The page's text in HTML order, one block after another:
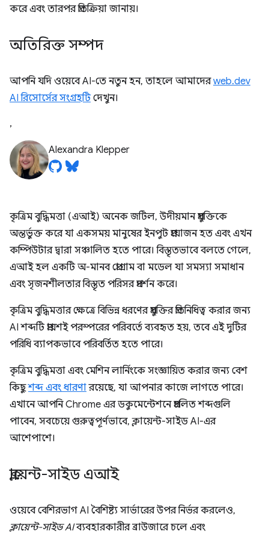
করে এবং তারপর প্রতিক্রিয়া জানায়।
অতিরিক্ত সম্পদ
আপনি যদি ওয়েবে AI-তে নতুন হন, তাহলে আমাদেরweb.dev
AI রিসোর্সের সংগ্রহটিদেখুন।
,
Alexandra Klepper
কৃত্রিম বুদ্ধিমত্তা (এআই) অনেক জটিল, উদীয়মান প্রযুক্তিকে
অন্তর্ভুক্ত করে যা একসময় মানুষের ইনপুট প্রয়োজন হত এবং এখন
কম্পিউটার দ্বারা সঞ্চালিত হতে পারে। বিস্তৃতভাবে বলতে গেলে,
এআই হল একটি অ-মানব প্রোগ্রাম বা মডেল যা সমস্যা সমাধান
এবং সৃজনশীলতার বিস্তৃত পরিসর প্রদর্শন করে।
কৃত্রিম বুদ্ধিমত্তার ক্ষেত্রে বিভিন্ন ধরণের প্রযুক্তির প্রতিনিধিত্ব করার জন্য
AI শব্দটি প্রায়শই পরস্পরের পরিবর্তে ব্যবহৃত হয়, তবে এই দুটির
পরিধি ব্যাপকভাবে পরিবর্তিত হতে পারে।
কৃত্রিম বুদ্ধিমত্তা এবং মেশিন লার্নিংকে সংজ্ঞায়িত করার জন্য বেশ
কিছুশব্দ এবং ধারণারয়েছে, যা আপনার কাজে লাগতে পারে।
এখানে আপনি Chrome এর ডকুমেন্টেশনে প্রচলিত শব্দগুলি
পাবেন, সবচেয়ে গুরুত্বপূর্ণভাবে, ক্লায়েন্ট-সাইড AI-এর
আশেপাশে।
ক্লায়েন্ট-সাইড এআই
ওয়েবে বেশিরভাগ AI বৈশিষ্ট্য সার্ভারের উপর নির্ভর করলেও,
ক্লায়েন্ট-সাইড AIব্যবহারকারীর ব্রাউজারে চলে এবং